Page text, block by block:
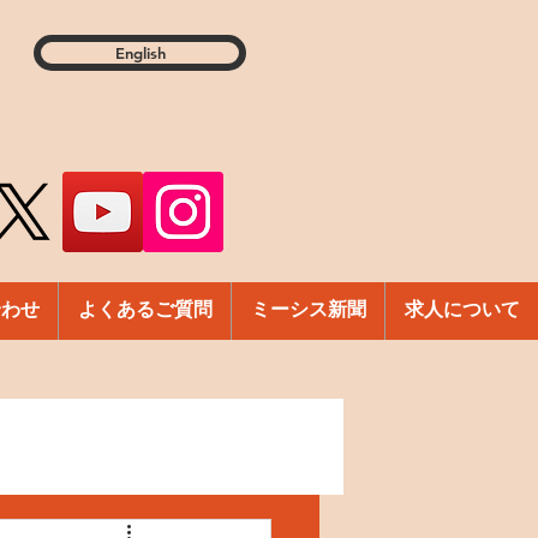
English
せ よくあるご質問 ミーシス新聞 求人について